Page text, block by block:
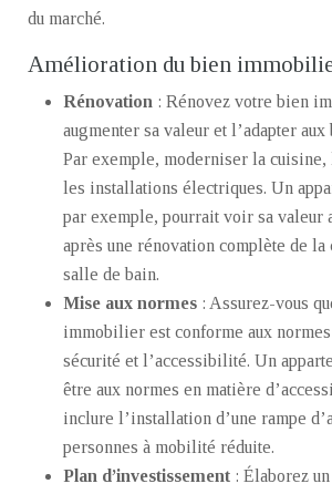
du marché.
Amélioration du bien
Rénovation : Rénovez votre bien
augmenter sa valeur et l’adapter aux
Par exemple, moderniser la cuisine,
les installations électriques. Un
par exemple, pourrait voir sa valeur
après une rénovation complète de la
salle de bain.
Mise aux normes : Assurez-vous
immobilier est conforme aux
sécurité et l’accessibilité. Un
être aux normes en matière
inclure l’installation d’une rampe
personnes à mobilité réduite.
Plan d’investissement : Élaborez